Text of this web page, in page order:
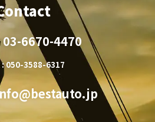
03-6670-4470
: 050-3588-6317